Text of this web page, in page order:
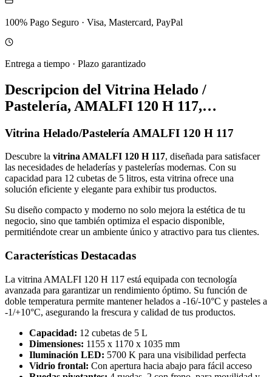
100% Pago Seguro · Visa, Mastercard, PayPal
Entrega a tiempo · Plazo garantizado
Descripcion del Vitrina Helado /
Pastelería, AMALFI 120 H 117,…
Vitrina Helado/Pastelería AMALFI 120 H 117
Descubre la vitrina AMALFI 120 H 117, diseñada para satisfacer
las necesidades de heladerías y pastelerías modernas. Con su
capacidad para 12 cubetas de 5 litros, esta vitrina ofrece una
solución eficiente y elegante para exhibir tus productos.
Su diseño compacto y moderno no solo mejora la estética de tu
negocio, sino que también optimiza el espacio disponible,
permitiéndote crear un ambiente único y atractivo para tus clientes.
Características Destacadas
La vitrina AMALFI 120 H 117 está equipada con tecnología
avanzada para garantizar un rendimiento óptimo. Su función de
doble temperatura permite mantener helados a -16/-10°C y pasteles a
-1/+10°C, asegurando la frescura y calidad de tus productos.
Capacidad: 12 cubetas de 5 L
Dimensiones: 1155 x 1170 x 1035 mm
Iluminación LED: 5700 K para una visibilidad perfecta
Vidrio frontal: Con apertura hacia abajo para fácil acceso